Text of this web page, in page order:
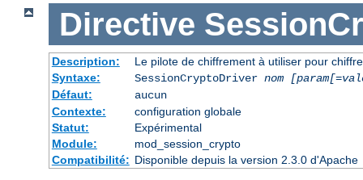
Directive
Description:
Le pilote de chiffrement à utiliser pour
Syntaxe:
SessionCryptoDriver nom
Défaut:
aucun
Contexte:
configuration globale
Statut:
Expérimental
Module:
mod_session_crypto
Compatibilité: Disponible depuis la version 2.3.0 d'Apache